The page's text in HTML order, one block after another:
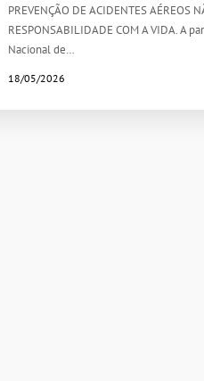
PREVENÇÃO DE ACIDENTES AÉREOS
RESPONSABILIDADE COM A VIDA. A
Nacional de…
18/05/2026